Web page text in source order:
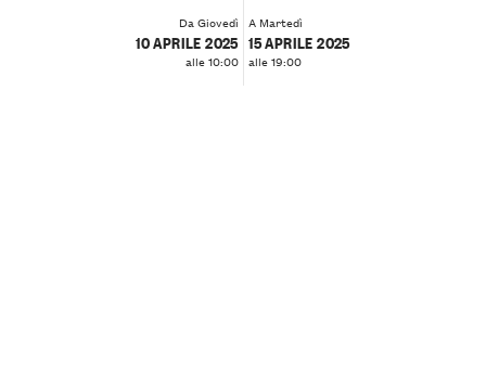
Da Giovedì
10 APRILE 2025
alle 10:00
A Martedì
15 APRILE 2025
alle 19:00